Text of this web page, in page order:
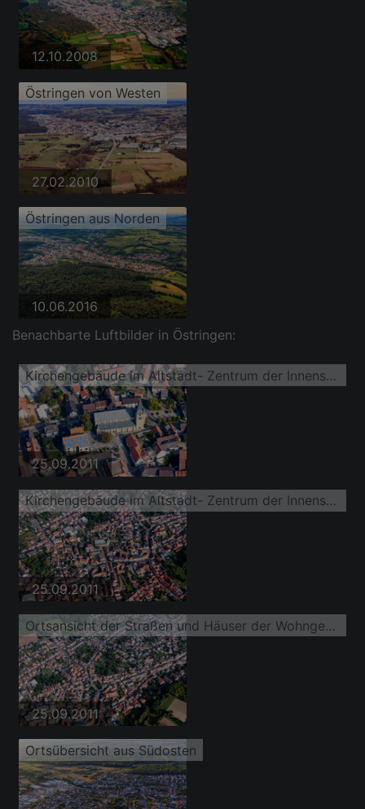
12.10.2008
Östringen von Westen
27.02.2010
Östringen aus Norden
10.06.2016
Benachbarte Luftbilder in Östringen:
Kirchengebäude im Altstadt- Zentrum der Innenstadt
25.09.2011
Kirchengebäude im Altstadt- Zentrum der Innenstadt
25.09.2011
Ortsansicht der Straßen und Häuser der Wohngebiete
25.09.2011
Ortsübersicht aus Südosten